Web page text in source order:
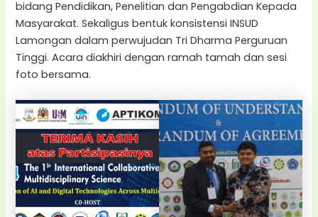
bidang Pendidikan, Penelitian dan Pengabdian Kepada
Masyarakat. Sekaligus bentuk konsistensi INSUD
Lamongan dalam perwujudan Tri Dharma Perguruan
Tinggi. Acara diakhiri dengan ramah tamah dan sesi
foto bersama.